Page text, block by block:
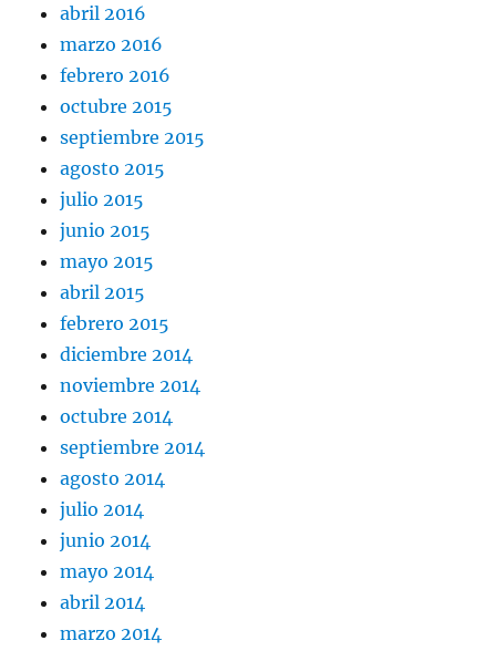
abril 2016
marzo 2016
febrero 2016
octubre 2015
septiembre 2015
agosto 2015
julio 2015
junio 2015
mayo 2015
abril 2015
febrero 2015
diciembre 2014
noviembre 2014
octubre 2014
septiembre 2014
agosto 2014
julio 2014
junio 2014
mayo 2014
abril 2014
marzo 2014